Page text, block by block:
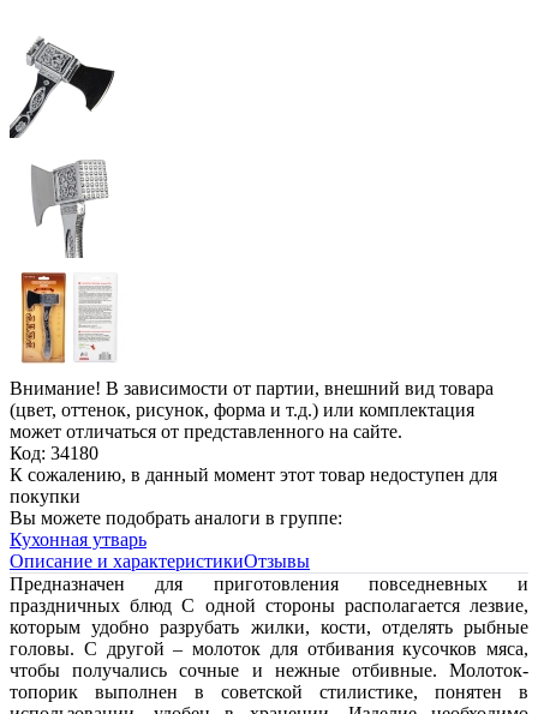
Внимание! В зависимости от партии, внешний вид товара
(цвет, оттенок, рисунок, форма и т.д.) или комплектация
может отличаться от представленного на сайте.
Код: 34180
К сожалению, в данный момент этот товар недоступен для
покупки
Вы можете подобрать аналоги в группе:
Кухонная утварь
Описание и характеристикиОтзывы
Предназначен для приготовления повседневных и
праздничных блюд С одной стороны располагается лезвие,
которым удобно разрубать жилки, кости, отделять рыбные
головы. С другой – молоток для отбивания кусочков мяса,
чтобы получались сочные и нежные отбивные. Молоток-
топорик выполнен в советской стилистике, понятен в